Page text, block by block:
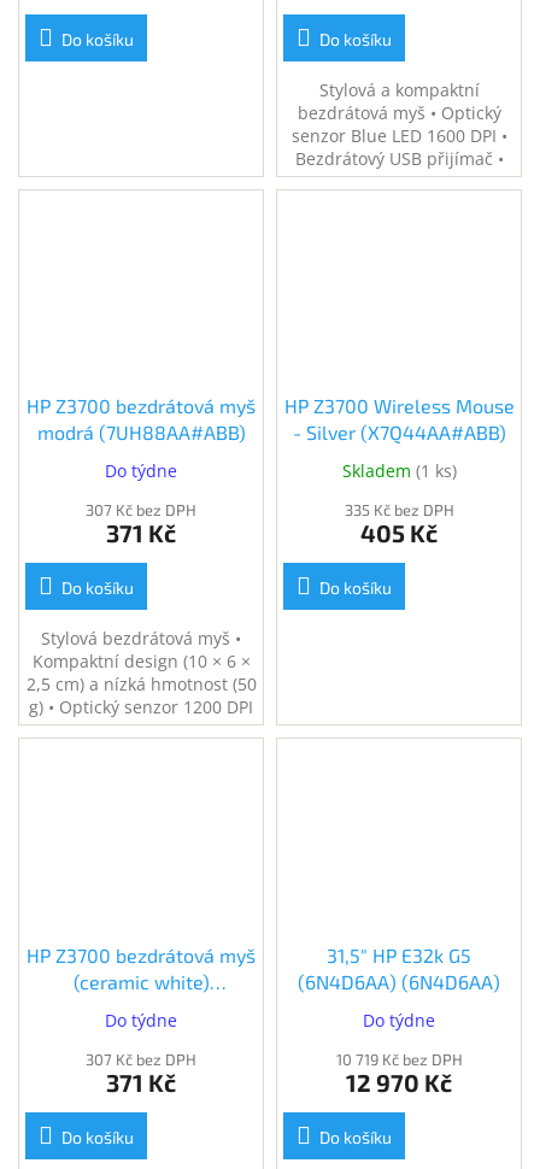
Do košíku Do košíku
Stylová a kompaktní
bezdrátová myš • Optický
senzor Blue LED 1600 DPI •
Bezdrátový USB přijímač •
Rozměry 9,5 × 5,7 × 3,9 cm •
HP Z3700 bezdrátová myš
modrá (7UH88AA#ABB)
Do týdne
307 Kč bez DPH
371 Kč
Do košíku
Stylová bezdrátová myš •
Kompaktní design (10 × 6 ×
2,5 cm) a nízká hmotnost (50
g) • Optický senzor 1200 DPI
• Bezdrátový USB "nano"
HP Z3700 Wireless Mouse
- Silver (X7Q44AA#ABB)
Skladem (1 ks)
335 Kč bez DPH
405 Kč
Do košíku
HP Z3700 bezdrátová myš
(ceramic white)
Do týdne
307 Kč bez DPH
371 Kč
Do košíku
31,5" HP E32k G5
(6N4D6AA) (6N4D6AA)
Do týdne
10 719 Kč bez DPH
12 970 Kč
Do košíku